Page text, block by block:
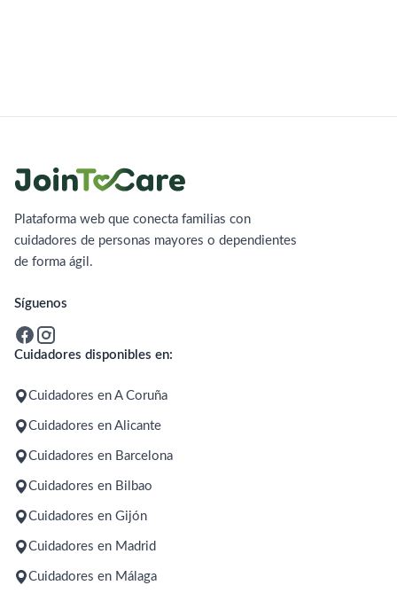
Plataforma web que conecta familias con
cuidadores de personas mayores o dependientes
de forma ágil.
Síguenos
Cuidadores disponibles en:
Cuidadores en A Coruña
Cuidadores en Alicante
Cuidadores en Barcelona
Cuidadores en Bilbao
Cuidadores en Gijón
Cuidadores en Madrid
Cuidadores en Málaga